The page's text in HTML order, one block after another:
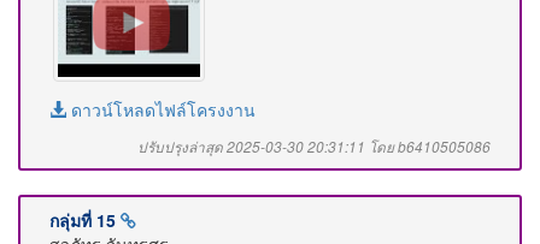
ดาวน์โหลดไฟล์โครงงาน
ปรับปรุงล่าสุด 2025-03-30 20:31:11 โดย b6410505086
กลุ่มที่ 15